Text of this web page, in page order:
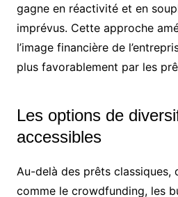
gagne en réactivité et en
imprévus. Cette approche
l’image financière de
plus favorablement par les
Les options de
accessibles
Au-delà des prêts classiques,
comme le crowdfunding, les